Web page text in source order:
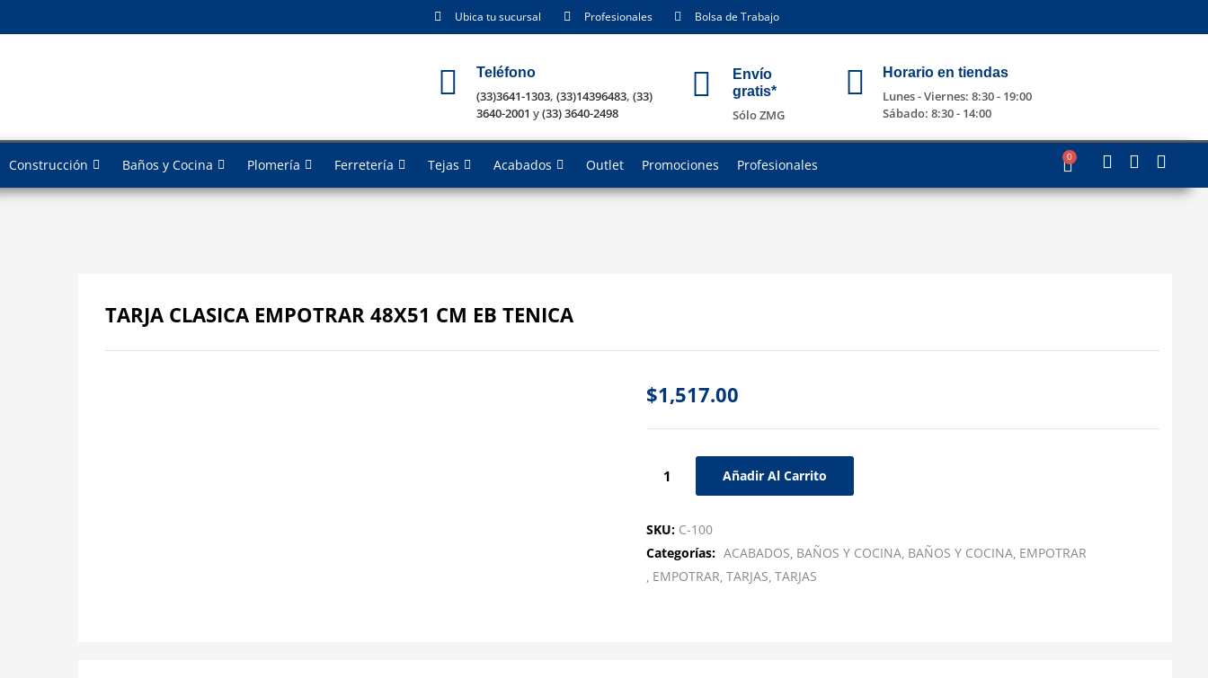
Ubica tu sucursal Profesionales Bolsa de Trabajo
Teléfono
(33)3641-1303, (33)14396483, (33)
3640-2001 y(33) 3640-2498
Envío
gratis*
Sólo ZMG
Horario en tiendas
Lunes - Viernes: 8:30 - 19:00
Sábado: 8:30 - 14:00
Construcción Baños y Cocina Plomería Ferretería Tejas Acabados Outlet Promociones Profesionales 0
TARJA CLASICA EMPOTRAR 48X51 CM EB TENICA
$1,517.00
Añadir Al Carrito
SKU: C-100
Categorías: ACABADOS BAÑOS Y COCINA BAÑOS Y COCINA EMPOTRAR
EMPOTRAR TARJAS TARJAS